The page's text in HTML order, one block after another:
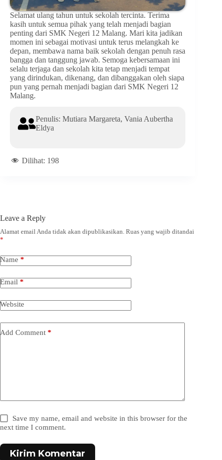
Selamat ulang tahun untuk sekolah tercinta. Terima
kasih untuk semua pihak yang telah menjadi bagian
penting dari SMK Negeri 12 Malang. Mari kita jadikan
momen ini sebagai motivasi untuk terus melangkah ke
depan, membawa nama baik sekolah dengan penuh rasa
bangga dan tanggung jawab. Semoga kebersamaan ini
selalu terjaga dan sekolah kita tetap menjadi tempat
yang dirindukan, dikenang, dan dibanggakan oleh siapa
pun yang pernah menjadi bagian dari SMK Negeri 12
Malang.
Penulis: Mutiara Margareta, Vania Aubertha
Eldya
Dilihat: 198
Leave a Reply
Alamat email Anda tidak akan dipublikasikan. Ruas yang wajib ditandai
*
Name *
Email *
Website
Add Comment *
Save my name, email and website in this browser for the
next time I comment.
Kirim Komentar